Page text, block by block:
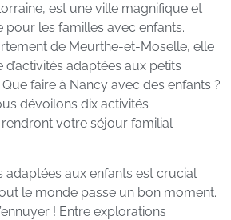
est une ville magnifique et
pour les familles avec enfants.
de Meurthe-et-Moselle, elle
adaptées aux petits
faire à Nancy avec des enfants ?
dévoilons dix activités
votre séjour familial
adaptées aux enfants est crucial
le monde passe un bon moment.
! Entre explorations